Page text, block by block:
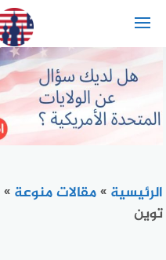
الرئيسية »مقالات منوعة »
توين